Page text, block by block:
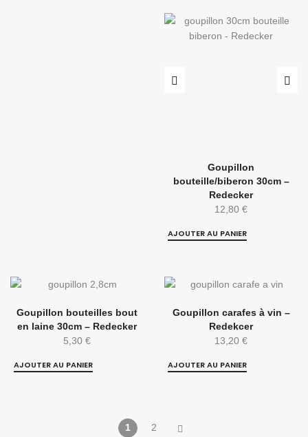
Goupillon
bouteille/biberon 30cm –
Redecker
12,80 €
AJOUTER AU PANIER
Goupillon bouteilles bout
en laine 30cm – Redecker
5,30 €
AJOUTER AU PANIER
Goupillon carafes à vin –
Redekcer
13,20 €
AJOUTER AU PANIER
1 2